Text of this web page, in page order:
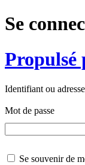
Se
Propulsé
Identifiant ou
Mot de passe
Se souvenir de